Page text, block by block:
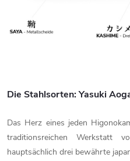
Die Stahlsorten: Yasuki
Das Herz eines jeden
traditionsreichen Werkstatt
hauptsächlich drei bewährte